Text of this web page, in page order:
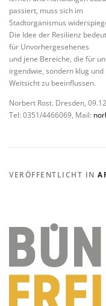
passiert, muss sich im
Stadtorganismus
Die Idee der Resilienz
für Unvorhergesehenes
und jene Bereiche, die für
irgendwie, sondern klug und
Weitsicht zu beeinflussen.
Norbert Rost. Dresden,
Tel: 0351/4466069, Mail:
VERÖFFENTLICHT IN